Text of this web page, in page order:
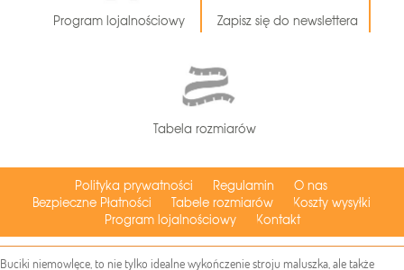
Program lojalnościowy Zapisz się do newslettera
Tabela rozmiarów
Polityka prywatności Regulamin
O nas
Bezpieczne Płatności
Tabele rozmiarów
Koszty wysyłki
Program lojalnościowy
Kontakt
Buciki niemowlęce, to nie tylko idealne wykończenie stroju maluszka, ale także